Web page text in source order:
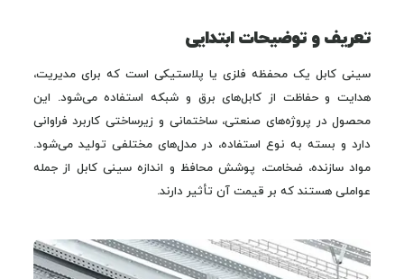
تعریف و توضیحات ابتدایی
سینی کابل یک محفظه فلزی یا پلاستیکی است که برای مدیریت،
هدایت و حفاظت از کابل‌های برق و شبکه استفاده می‌شود. این
محصول در پروژه‌های صنعتی، ساختمانی و زیرساختی کاربرد فراوانی
دارد و بسته به نوع استفاده، در مدل‌های مختلفی تولید می‌شود.
مواد سازنده، ضخامت، پوشش محافظ و اندازه سینی کابل از جمله
عواملی هستند که بر قیمت آن تأثیر دارند.